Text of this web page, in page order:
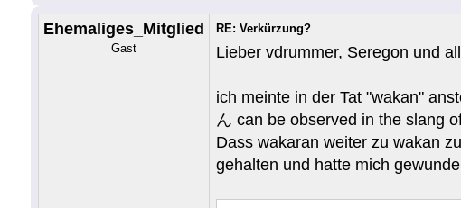
Ehemaliges_Mitglied
Gast
RE: Verkürzung?
Lieber vdrummer, Seregon und
ich meinte in der Tat "wakan"
ん can be observed in the slang
Dass wakaran weiter zu wakan
gehalten und hatte mich